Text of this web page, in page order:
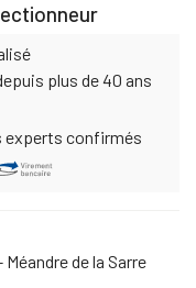
plus de 40 ans
experts confirmés
de la Sarre